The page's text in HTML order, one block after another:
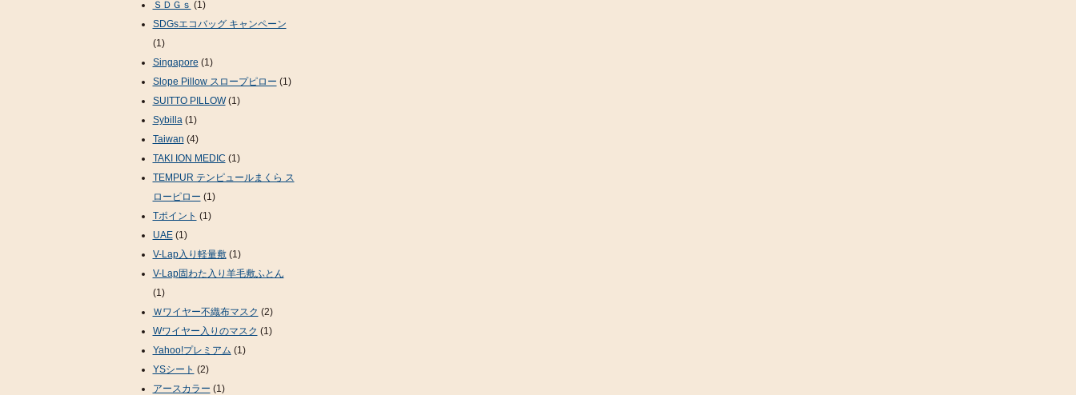
ＳＤＧｓ (1)
SDGsエコバッグ キャンペーン
(1)
Singapore (1)
Slope Pillow スロープピロー (1)
SUITTO PILLOW(1)
Sybilla(1)
Taiwan (4)
TAKI ION MEDIC (1)
TEMPUR テンピュールまくら ス
ローピロー (1)
Tポイント (1)
UAE(1)
V-Lap入り軽量敷(1)
V-Lap固わた入り羊毛敷ふとん
(1)
Ｗワイヤー不織布マスク (2)
Wワイヤー入りのマスク (1)
Yahoo!プレミアム (1)
YSシート (2)
アースカラー (1)